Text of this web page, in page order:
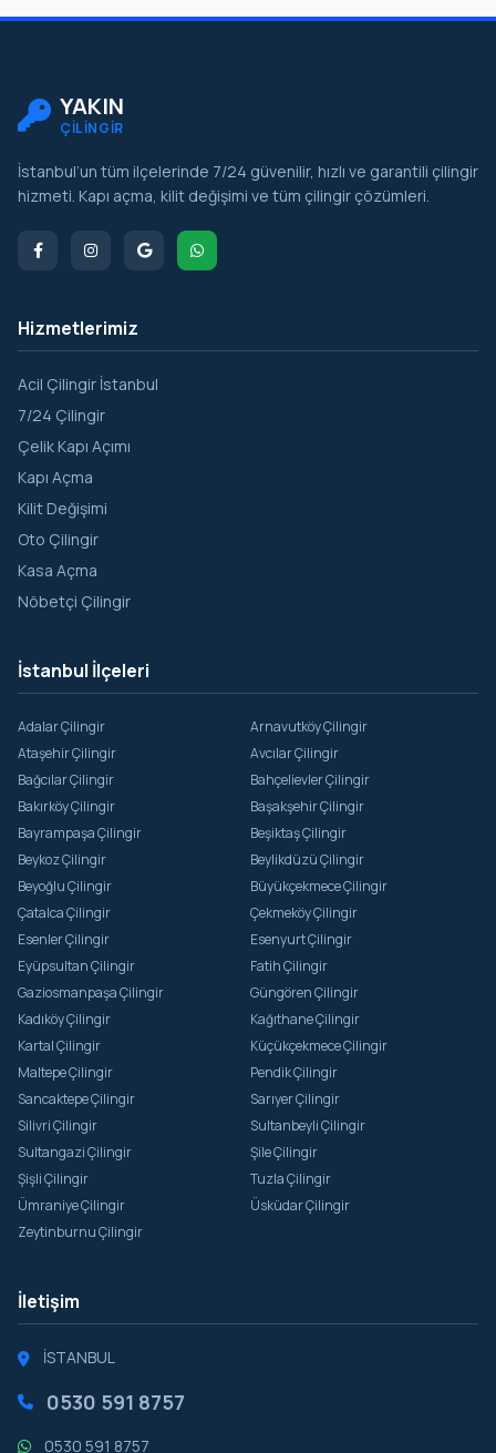
Mimar Kemalettin
Molla Gürani
Muhsine Hatun
Rüstempaşa
Sultan Ahmet
Sururi
Süleymaniye
Sümbül Efendi
Şehremini
Tahtakale
Taya Hatun
Yavuz Sinan
Yavuz Sultan Selim
Yedikule
Zeyrek
YAKIN
ÇİLİNGİR
İstanbul’un tüm ilçelerinde 7/24 güvenilir, hızlı ve garantili çilingir
hizmeti. Kapı açma, kilit değişimi ve tüm çilingir çözümleri.
Hizmetlerimiz
Acil Çilingir İstanbul
7/24 Çilingir
Çelik Kapı Açımı
Kapı Açma
Kilit Değişimi
Oto Çilingir
Kasa Açma
Nöbetçi Çilingir
İstanbul İlçeleri
Adalar Çilingir
Arnavutköy Çilingir
Ataşehir Çilingir
Avcılar Çilingir
Bağcılar Çilingir
Bahçelievler Çilingir
Bakırköy Çilingir
Başakşehir Çilingir
Bayrampaşa Çilingir
Beşiktaş Çilingir
Beykoz Çilingir
Beylikdüzü Çilingir
Beyoğlu Çilingir
Büyükçekmece Çilingir
Çatalca Çilingir
Çekmeköy Çilingir
Esenler Çilingir
Esenyurt Çilingir
Eyüpsultan Çilingir
Fatih Çilingir
Gaziosmanpaşa Çilingir
Güngören Çilingir
Kadıköy Çilingir
Kağıthane Çilingir
Kartal Çilingir
Küçükçekmece Çilingir
Maltepe Çilingir
Pendik Çilingir
Sancaktepe Çilingir
Sarıyer Çilingir
Silivri Çilingir
Sultanbeyli Çilingir
Sultangazi Çilingir
Şile Çilingir
Şişli Çilingir
Tuzla Çilingir
Ümraniye Çilingir
Üsküdar Çilingir
Zeytinburnu Çilingir
İletişim
İSTANBUL
0530 591 8757
0530 591 8757